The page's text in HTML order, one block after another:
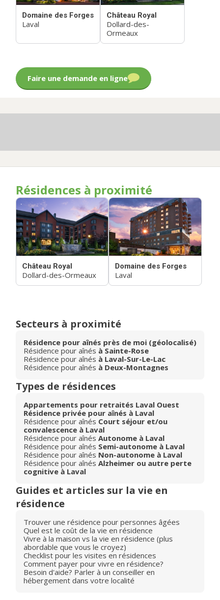
Domaine des Forges
Laval
Château Royal
Dollard-des-
Ormeaux
Faire une demande en ligne
Résidences à proximité
Château Royal
Dollard-des-Ormeaux
Domaine des Forges
Laval
Secteurs à proximité
Résidence pour aînés près de moi (géolocalisé)
Résidence pour aînés à Sainte-Rose
Résidence pour aînés à Laval-Sur-Le-Lac
Résidence pour aînés à Deux-Montagnes
Types de résidences
Appartements pour retraités Laval Ouest
Résidence privée pour aînés à Laval
Résidence pour aînés Court séjour et/ou
convalescence à Laval
Résidence pour aînés Autonome à Laval
Résidence pour aînés Semi-autonome à Laval
Résidence pour aînés Non-autonome à Laval
Résidence pour aînés Alzheimer ou autre perte
cognitive à Laval
Guides et articles sur la vie en
résidence
Trouver une résidence pour personnes âgées
Quel est le coût de la vie en résidence
Vivre à la maison vs la vie en résidence (plus
abordable que vous le croyez)
Checklist pour les visites en résidences
Comment payer pour vivre en résidence?
Besoin d'aide? Parler à un conseiller en
hébergement dans votre localité